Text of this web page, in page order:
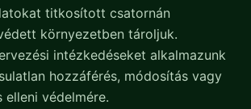
titkosított csatornán
környezetben tároljuk.
intézkedéseket alkalmazunk
hozzáférés, módosítás vagy
elleni védelmére.